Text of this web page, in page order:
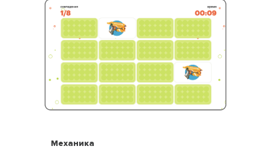
Механика